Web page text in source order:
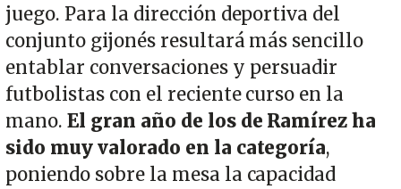
juego. Para la dirección deportiva del
conjunto gijonés resultará más sencillo
entablar conversaciones y persuadir
futbolistas con el reciente curso en la
mano. El gran año de los de Ramírez ha
sido muy valorado en la categoría,
poniendo sobre la mesa la capacidad